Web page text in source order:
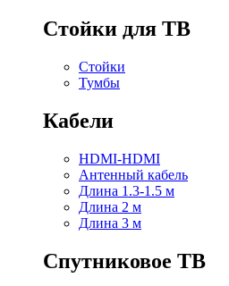
Стойки для ТВ
Стойки
Тумбы
Кабели
HDMI-HDMI
Антенный кабель
Длина 1.3-1.5 м
Длина 2 м
Длина 3 м
Спутниковое ТВ